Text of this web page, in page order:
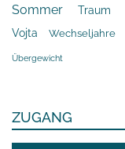
Sommer Traum
Vojta Wechseljahre
Übergewicht
ZUGANG